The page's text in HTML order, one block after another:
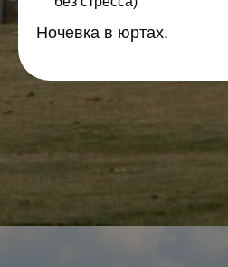
Ночевка в юртах.